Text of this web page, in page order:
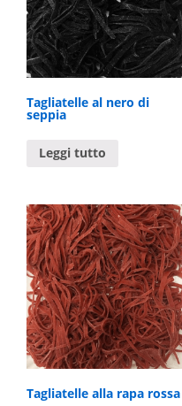
Tagliatelle al nero di
seppia
Leggi tutto
Tagliatelle alla rapa rossa